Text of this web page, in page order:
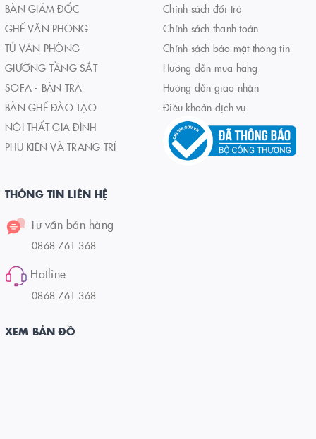
BÀN GIÁM ĐỐC
GHẾ VĂN PHÒNG
TỦ VĂN PHÒNG
GIƯỜNG TẦNG SẮT
SOFA - BÀN TRÀ
BÀN GHẾ ĐÀO TẠO
NỘI THẤT GIA ĐÌNH
PHỤ KIỆN VÀ TRANG TRÍ
Chính sách đổi trả
Chính sách thanh toán
Chính sách bảo mật thông tin
Hướng dẫn mua hàng
Hướng dẫn giao nhận
Điều khoản dịch vụ
THÔNG TIN LIÊN HỆ
Tư vấn bán hàng
0868.761.368
Hotline
0868.761.368
XEM BẢN ĐỒ